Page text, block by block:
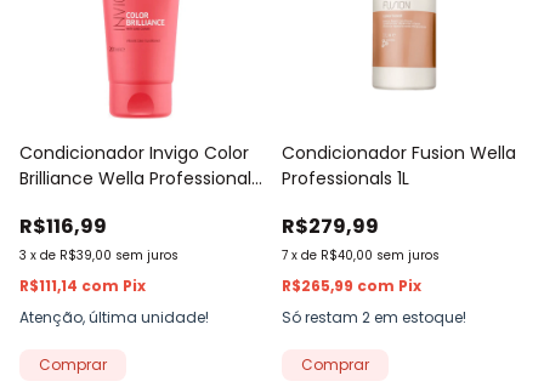
Condicionador Invigo Color
Brilliance Wella Professionals
R$116,99
3 x de R$39,00 sem juros
R$111,14 com Pix
Atenção, última unidade!
Condicionador Fusion Wella
Professionals 1L
R$279,99
7 x de R$40,00 sem juros
R$265,99 com Pix
Só restam 2em estoque!